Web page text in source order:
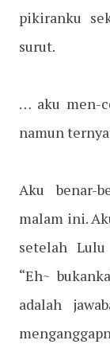
pikiranku
surut.
… aku men-
namun
Aku benar-
malam ini.
setelah
“Eh~
adalah